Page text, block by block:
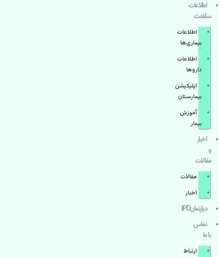
اطلاعات
سلامت
اطلاعات
بیماری‌ها
اطلاعات
دارو‌ها
اپليكيشن
بيمارستان
آموزش
بیمار
اخبار
و
مقالات
مقالات
اخبار
دپارتمانIPD
تماس
با ما
ارتباط